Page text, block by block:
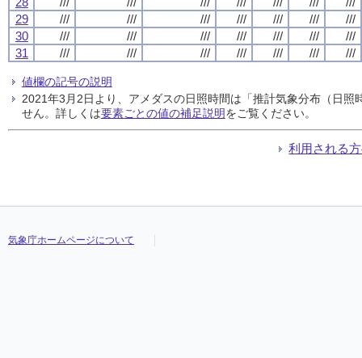
29
/// /// /// /// /// ///
///
30
/// /// /// /// /// ///
///
31
/// /// /// /// /// /// ///
値欄の記号の説明
2021年3月2日より、アメダスの日照時間は「推計気象分布（日
せん。詳しくは要素ごとの値の補足説明をご覧ください。
利用される
気象庁ホームページについて